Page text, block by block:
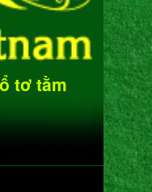
tơ tằm